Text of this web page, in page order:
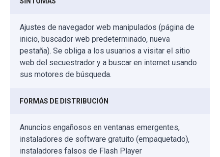
Ajustes de navegador web manipulados (página de
inicio, buscador web predeterminado, nueva
pestaña). Se obliga a los usuarios a visitar el sitio
web del secuestrador y a buscar en internet usando
sus motores de búsqueda.
FORMAS DE DISTRIBUCIÓN
Anuncios engañosos en ventanas emergentes,
instaladores de software gratuito (empaquetado),
instaladores falsos de Flash Player